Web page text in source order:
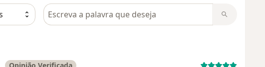
Pesquisar em opiniões